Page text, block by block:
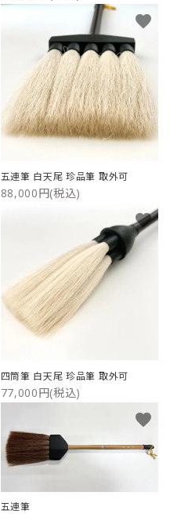
五連筆 白天尾 珍品筆 取外可
88,000円(税込)
favorite
四筒筆 白天尾 珍品筆 取外可
77,000円(税込)
favorite
五連筆
favorite